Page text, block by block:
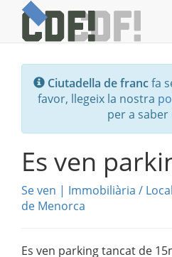
Ciutadella de francfa
favor, llegeix la nostra
per a saber
Es ven
Se ven | Immobiliària /
de Menorca
Es ven parking tancat de